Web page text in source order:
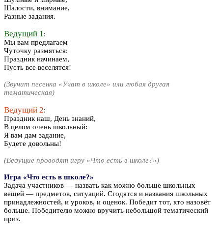
Шалости, внимание,
Разные задания.
Ведущий 1:
Мы вам предлагаем
Чуточку размяться:
Праздник начинаем,
Пусть все веселятся!
(Звучит песенка «Учат в школе» или любая другая
тематическая)
Ведущий 2:
Праздник наш, День знаний,
В целом очень школьный:
Я вам дам задание,
Будете довольны!
(Ведущие проводят игру «Что есть в школе?»)
Игра «Что есть в школе?»
Задача участников — назвать как можно больше школьных
вещей — предметов, ситуаций. Сгодятся и названия школьных
принадлежностей, и уроков, и оценок. Победит тот, кто назовёт
больше. Победителю можно вручить небольшой тематический
приз.